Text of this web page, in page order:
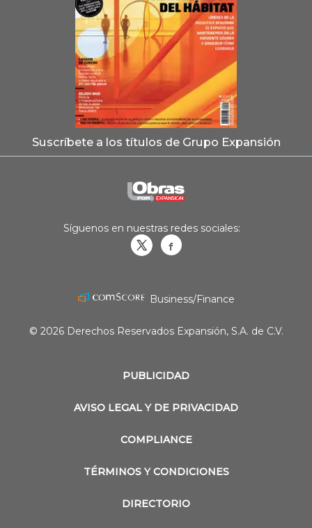
Suscríbete a los títulos de Grupo Expansión
PUBLICIDAD
AVISO LEGAL Y DE PRIVACIDAD
COMPLIANCE
TÉRMINOS Y CONDICIONES
DIRECTORIO
Síguenos en nuestras redes sociales:
Business/Finance
© 2026 Derechos Reservados Expansión, S.A. de C.V.